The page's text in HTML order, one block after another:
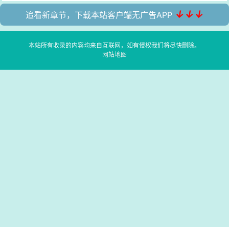
追看新章节，下载本站客户端无广告APP ↓↓↓
本站所有收录的内容均来自互联网，如有侵权我们将尽快删除。
网站地图